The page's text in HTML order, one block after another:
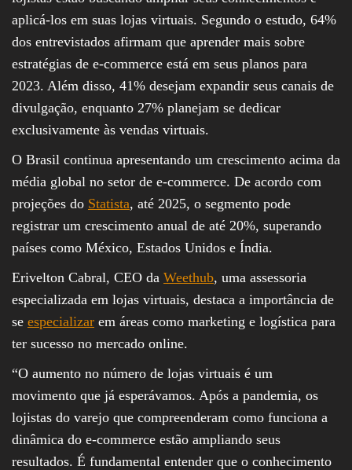
aplicá-los em suas lojas virtuais. Segundo o estudo, 64%
dos entrevistados afirmam que aprender mais sobre
estratégias de e-commerce está em seus planos para
2023. Além disso, 41% desejam expandir seus canais de
divulgação, enquanto 27% planejam se dedicar
exclusivamente às vendas virtuais.
O Brasil continua apresentando um crescimento acima da
média global no setor de e-commerce. De acordo com
projeções do Statista, até 2025, o segmento pode
registrar um crescimento anual de até 20%, superando
países como México, Estados Unidos e Índia.
Erivelton Cabral, CEO da Weethub, uma assessoria
especializada em lojas virtuais, destaca a importância de
se especializar em áreas como marketing e logística para
ter sucesso no mercado online.
“O aumento no número de lojas virtuais é um
movimento que já esperávamos. Após a pandemia, os
lojistas do varejo que compreenderam como funciona a
dinâmica do e-commerce estão ampliando seus
resultados. É fundamental entender que o conhecimento